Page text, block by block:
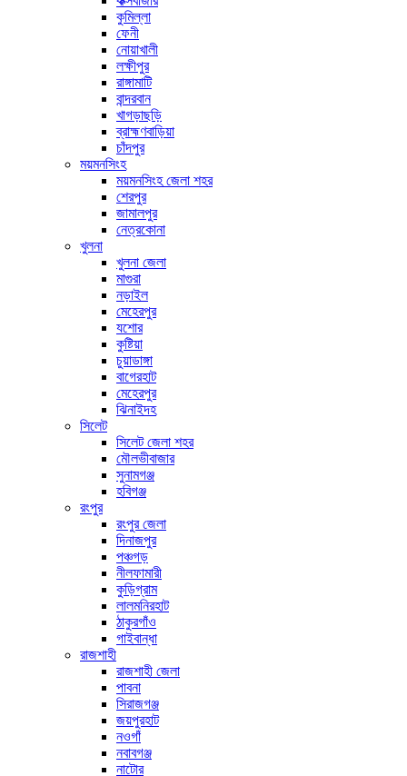
কুমিল্লা
ফেনী
নোয়াখালী
লক্ষীপুর
রাঙ্গামাটি
বান্দরবান
খাগড়াছড়ি
ব্রাহ্মণবাড়িয়া
চাঁদপুর
ময়মনসিংহ
ময়মনসিংহ জেলা শহর
শেরপুর
জামালপুর
নেত্রকোনা
খুলনা
খুলনা জেলা
মাগুরা
নড়াইল
মেহেরপুর
যশোর
কুষ্টিয়া
চুয়াডাঙ্গা
বাগেরহাট
মেহেরপুর
ঝিনাইদহ
সিলেট
সিলেট জেলা শহর
মৌলভীবাজার
সুনামগঞ্জ
হবিগঞ্জ
রংপুর
রংপুর জেলা
দিনাজপুর
পঞ্চগড়
নীলফামারী
কুড়িগ্রাম
লালমনিরহাট
ঠাকুরগাঁও
গাইবান্ধা
রাজশাহী
রাজশাহী জেলা
পাবনা
সিরাজগঞ্জ
জয়পুরহাট
নওগাঁ
নবাবগঞ্জ
নাটোর